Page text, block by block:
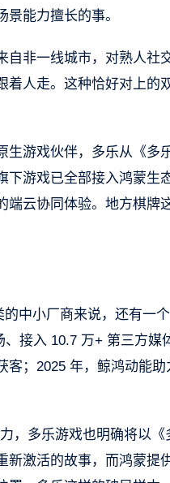
能力擅长的事。
非一线城市，对熟人社
人走。这种恰好对上的
游戏伙伴，多乐从《多
游戏已全部接入鸿蒙生
云协同体验。地方棋牌
中小厂商来说，还有一
接入 10.7 万+ 第三方媒
；2025 年，鲸鸿动能
，多乐游戏也明确将以
激活的故事，而鸿蒙提